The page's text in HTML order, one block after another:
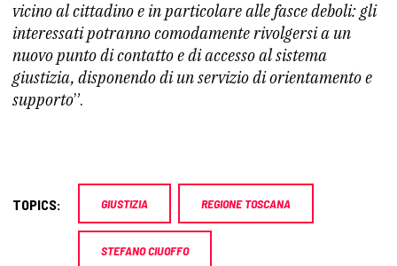
vicino al cittadino e in particolare alle fasce deboli: gli
interessati potranno comodamente rivolgersi a un
nuovo punto di contatto e di accesso al sistema
giustizia, disponendo di un servizio di orientamento e
supporto”.
TOPICS: GIUSTIZIA REGIONE TOSCANA
STEFANO CIUOFFO